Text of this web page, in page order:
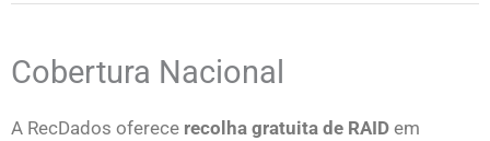
Cobertura Nacional
A RecDados oferece recolha gratuita de RAID em